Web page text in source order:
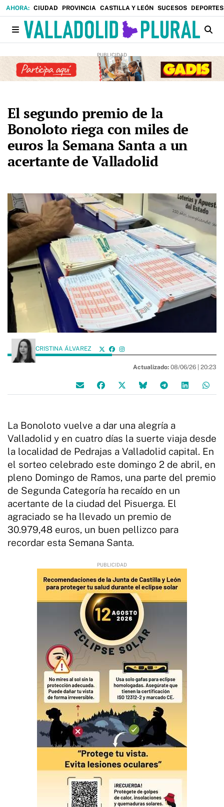
CIUDAD PROVINCIA CASTILLA Y LEÓN SUCESOS DEPORTES
El segundo premio de la
Bonoloto riega con miles de
euros la Semana Santa a un
acertante de Valladolid
CRISTINA ÁLVAREZ
Actualizado: 08/06/26 | 20:23
La Bonoloto vuelve a dar una alegría a
Valladolid y en cuatro días la suerte viaja desde
la localidad de Pedrajas a Valladolid capital. En
el sorteo celebrado este domingo 2 de abril, en
pleno Domingo de Ramos, una parte del premio
de Segunda Categoría ha recaído en un
acertante de la ciudad del Pisuerga. El
agraciado se ha llevado un premio de
30.979,48 euros, un buen pellizco para
recordar esta Semana Santa.